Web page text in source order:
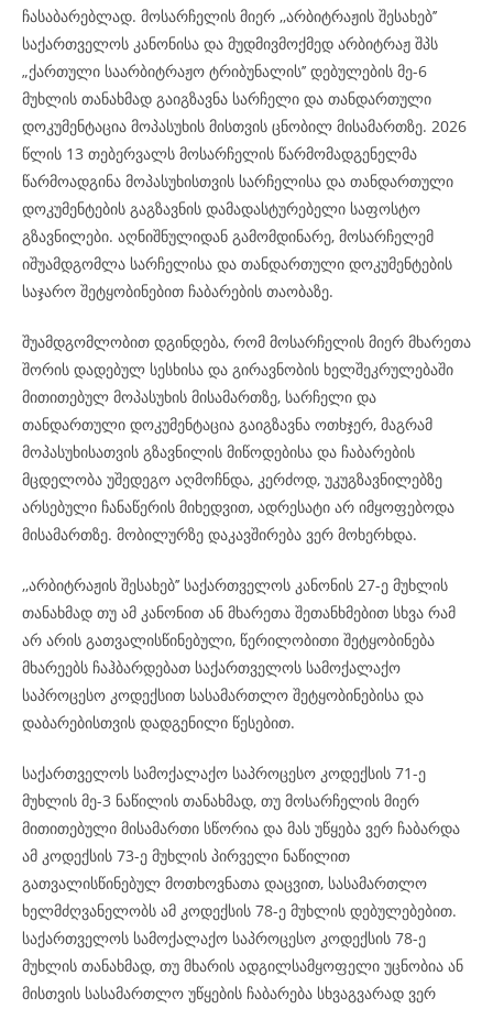
ჩასაბარებლად. მოსარჩელის მიერ ,,არბიტრაჟის შესახებ’’
საქართველოს კანონისა და მუდმივმოქმედ არბიტრაჟ შპს
„ქართული საარბიტრაჟო ტრიბუნალის’’ დებულების მე-6
მუხლის თანახმად გაიგზავნა სარჩელი და თანდართული
დოკუმენტაცია მოპასუხის მისთვის ცნობილ მისამართზე. 2026
წლის 13 თებერვალს მოსარჩელის წარმომადგენელმა
წარმოადგინა მოპასუხისთვის სარჩელისა და თანდართული
დოკუმენტების გაგზავნის დამადასტურებელი საფოსტო
გზავნილები. აღნიშნულიდან გამომდინარე, მოსარჩელემ
იშუამდგომლა სარჩელისა და თანდართული დოკუმენტების
საჯარო შეტყობინებით ჩაბარების თაობაზე.
შუამდგომლობით დგინდება, რომ მოსარჩელის მიერ მხარეთა
შორის დადებულ სესხისა და გირავნობის ხელშეკრულებაში
მითითებულ მოპასუხის მისამართზე, სარჩელი და
თანდართული დოკუმენტაცია გაიგზავნა ოთხჯერ, მაგრამ
მოპასუხისათვის გზავნილის მიწოდებისა და ჩაბარების
მცდელობა უშედეგო აღმოჩნდა, კერძოდ, უკუგზავნილებზე
არსებული ჩანაწერის მიხედვით, ადრესატი არ იმყოფებოდა
მისამართზე. მობილურზე დაკავშირება ვერ მოხერხდა.
,,არბიტრაჟის შესახებ’’ საქართველოს კანონის 27-ე მუხლის
თანახმად თუ ამ კანონით ან მხარეთა შეთანხმებით სხვა რამ
არ არის გათვალისწინებული, წერილობითი შეტყობინება
მხარეებს ჩაჰბარდებათ საქართველოს სამოქალაქო
საპროცესო კოდექსით სასამართლო შეტყობინებისა და
დაბარებისთვის დადგენილი წესებით.
საქართველოს სამოქალაქო საპროცესო კოდექსის 71-ე
მუხლის მე-3 ნაწილის თანახმად, თუ მოსარჩელის მიერ
მითითებული მისამართი სწორია და მას უწყება ვერ ჩაბარდა
ამ კოდექსის 73-ე მუხლის პირველი ნაწილით
გათვალისწინებულ მოთხოვნათა დაცვით, სასამართლო
ხელმძღვანელობს ამ კოდექსის 78-ე მუხლის დებულებებით.
საქართველოს სამოქალაქო საპროცესო კოდექსის 78-ე
მუხლის თანახმად, თუ მხარის ადგილსამყოფელი უცნობია ან
მისთვის სასამართლო უწყების ჩაბარება სხვაგვარად ვერ